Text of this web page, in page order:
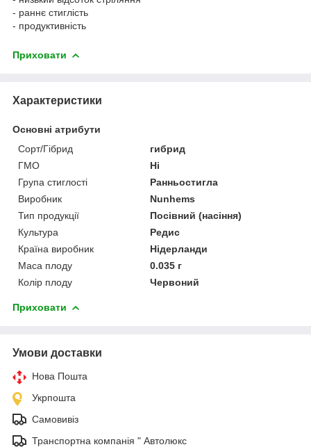
- раннє стиглість
- продуктивність
Приховати
Характеристики
Основні атрибути
Сорт/Гібрид
гибрид
ГМО
Ні
Група стиглості
Ранньостигла
Виробник
Nunhems
Тип продукції
Посівний (насіння)
Культура
Редис
Країна виробник
Нідерланди
Маса плоду
0.035 г
Колір плоду
Червоний
Приховати
Умови доставки
Нова Пошта
Укрпошта
Самовивіз
Транспортна компанія " Автолюкс